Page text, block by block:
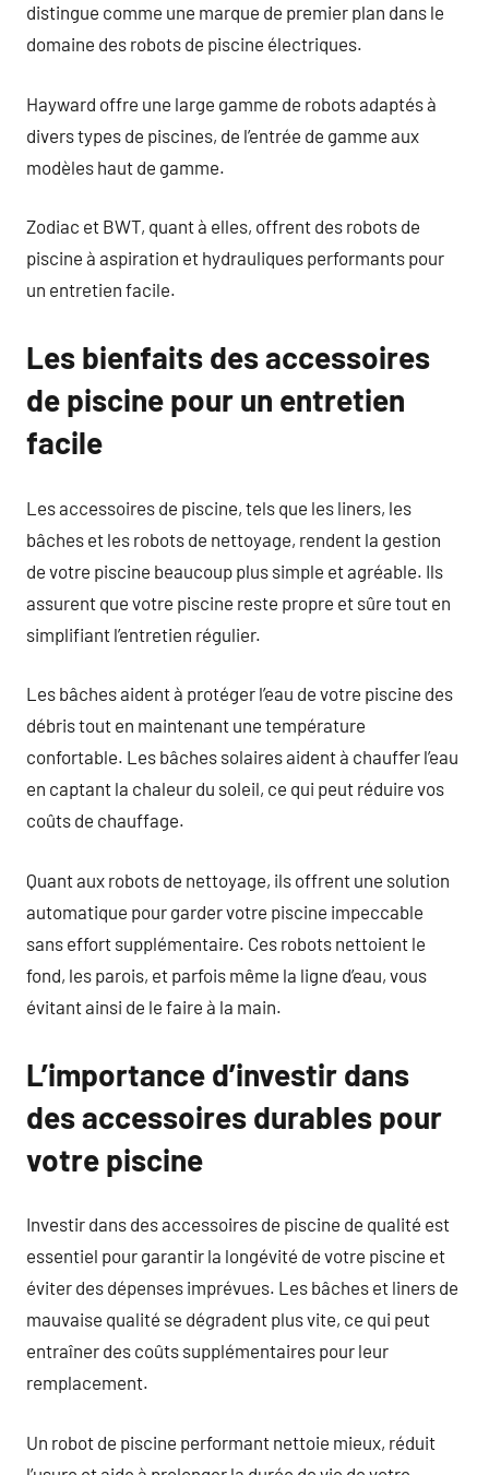
distingue comme une marque de premier plan dans le
domaine des robots de piscine électriques.
Hayward offre une large gamme de robots adaptés à
divers types de piscines, de l’entrée de gamme aux
modèles haut de gamme.
Zodiac et BWT, quant à elles, offrent des robots de
piscine à aspiration et hydrauliques performants pour
un entretien facile.
Les bienfaits des accessoires
de piscine pour un entretien
facile
Les accessoires de piscine, tels que les liners, les
bâches et les robots de nettoyage, rendent la gestion
de votre piscine beaucoup plus simple et agréable. Ils
assurent que votre piscine reste propre et sûre tout en
simplifiant l’entretien régulier.
Les bâches aident à protéger l’eau de votre piscine des
débris tout en maintenant une température
confortable. Les bâches solaires aident à chauffer l’eau
en captant la chaleur du soleil, ce qui peut réduire vos
coûts de chauffage.
Quant aux robots de nettoyage, ils offrent une solution
automatique pour garder votre piscine impeccable
sans effort supplémentaire. Ces robots nettoient le
fond, les parois, et parfois même la ligne d’eau, vous
évitant ainsi de le faire à la main.
L’importance d’investir dans
des accessoires durables pour
votre piscine
Investir dans des accessoires de piscine de qualité est
essentiel pour garantir la longévité de votre piscine et
éviter des dépenses imprévues. Les bâches et liners de
mauvaise qualité se dégradent plus vite, ce qui peut
entraîner des coûts supplémentaires pour leur
remplacement.
Un robot de piscine performant nettoie mieux, réduit